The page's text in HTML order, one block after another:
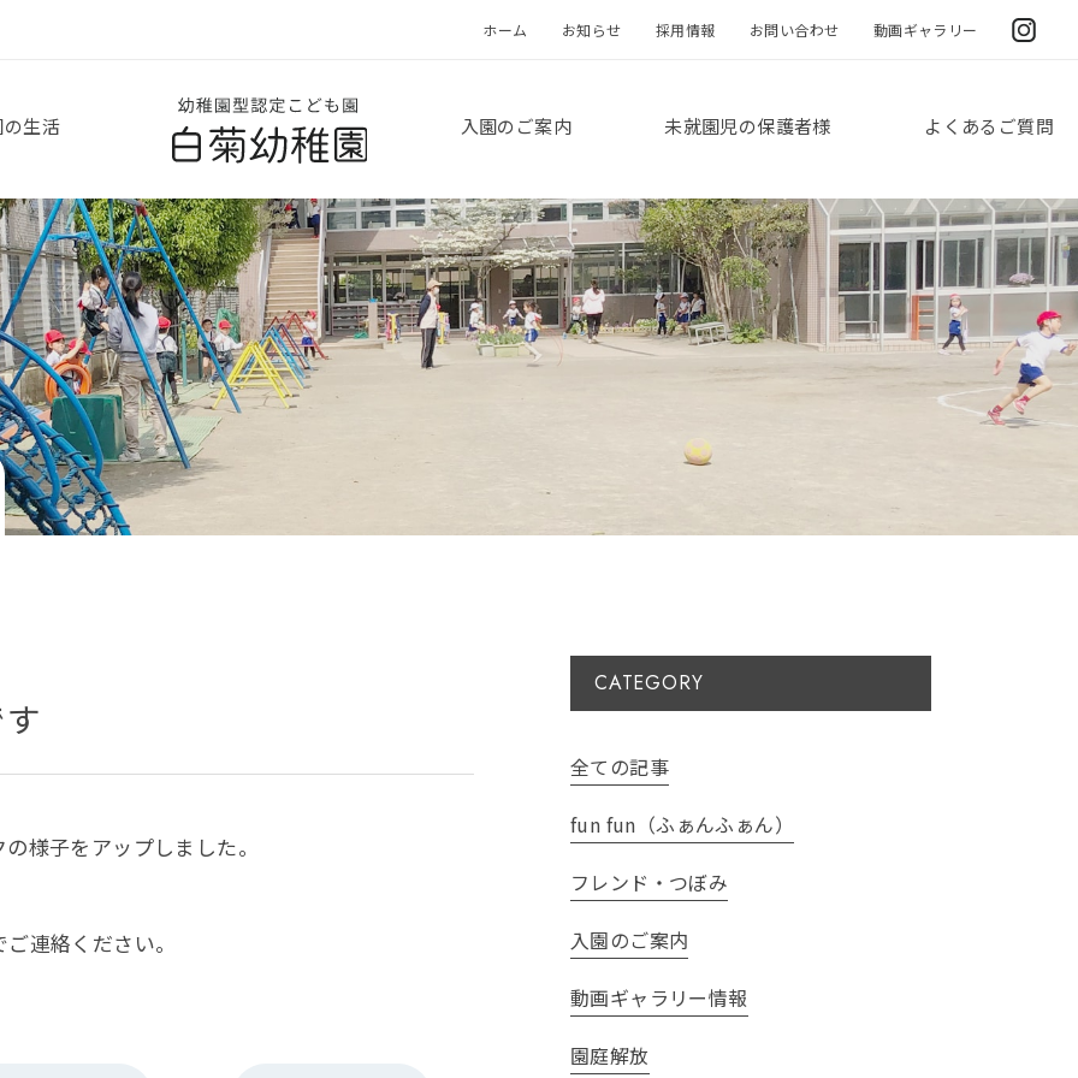
ホーム お知らせ 採用情報 お問い合わせ 動画ギャラリー
生活 入園のご案内 未就園児の保護者様 よくあるご質問
様子をアップしました。
連絡ください。
CATEGORY
全ての記事
fun fun（ふぁんふぁん）
フレンド・つぼみ
入園のご案内
動画ギャラリー情報
園庭解放